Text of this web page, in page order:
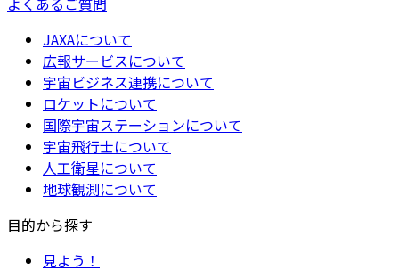
JAXAについて
広報サービスについて
宇宙ビジネス連携について
ロケットについて
国際宇宙ステーションについて
宇宙飛行士について
人工衛星について
地球観測について
目的から探す
見よう！